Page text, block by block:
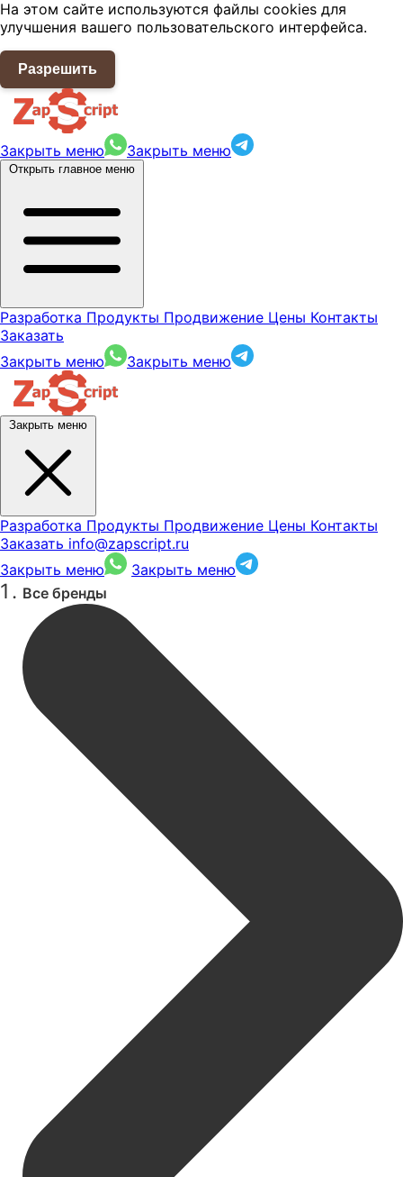
На этом сайте используются файлы cookies для
улучшения вашего пользовательского интерфейса.
Разрешить
Закрыть меню Закрыть меню
Открыть главное меню
Разработка Продукты Продвижение Цены Контакты
Заказать
Закрыть меню
Закрыть меню
Закрыть меню
Разработка Продукты Продвижение Цены Контакты
Заказать info@zapscript.ru
Закрыть меню
Закрыть меню
Все бренды